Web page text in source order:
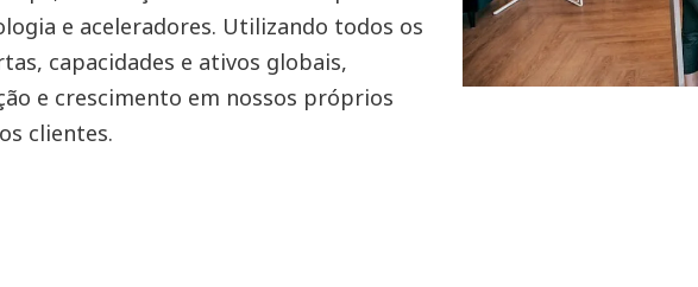
e aceleradores. Utilizando todos os
capacidades e ativos globais,
e crescimento em nossos próprios
clientes.